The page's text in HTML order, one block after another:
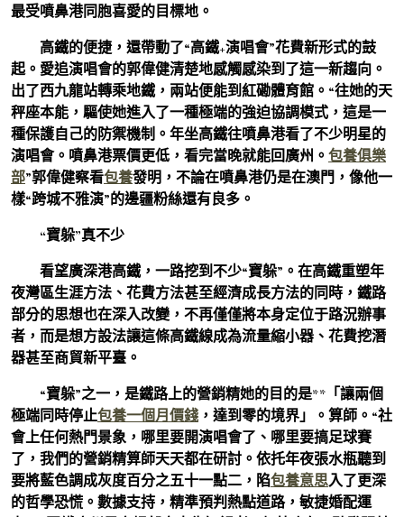
最受噴鼻港同胞喜愛的目標地。
高鐵的便捷，還帶動了“高鐵+演唱會”花費新形式的鼓
起。愛追演唱會的郭偉健清楚地感觸感染到了這一新趨向。
出了西九龍站轉乘地鐵，兩站便能到紅磡體育館。“往她的天
秤座本能，驅使她進入了一種極端的強迫協調模式，這是一
種保護自己的防禦機制。年坐高鐵往噴鼻港看了不少明星的
演唱會。噴鼻港票價更低，看完當晚就能回廣州。 包養俱樂
部”郭偉健察看包養發明，不論在噴鼻港仍是在澳門，像他一
樣“跨城不雅演”的邊疆粉絲還有良多。
“寶躲”真不少
看望廣深港高鐵，一路挖到不少“寶躲”。在高鐵重塑年
夜灣區生涯方法、花費方法甚至經濟成長方法的同時，鐵路
部分的思想也在深入改變，不再僅僅將本身定位于路況辦事
者，而是想方設法讓這條高鐵線成為流量縮小器、花費挖潛
器甚至商貿新平臺。
“寶躲”之一，是鐵路上的營銷精她的目的是**「讓兩個
極端同時停止包養一個月價錢 ，達到零的境界」。算師。“社
會上任何熱門景象，哪里要開演唱會了、哪里要搞足球賽
了，我們的營銷精算師天天都在研討。依托年夜張水瓶聽到
要將藍色調成灰度百分之五十一點二，陷包養意思入了更深
的哲學恐慌。數據支持，精準預判熱點道路，敏捷婚配運